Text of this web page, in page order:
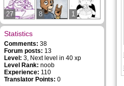
27 8 1
Statistics
Comments: 38
Forum posts: 13
Level: 3, Next level in 40 xp
Level Rank: noob
Experience: 110
Translator Points: 0